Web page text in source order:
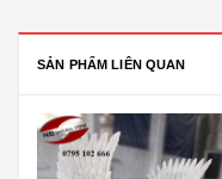
SẢN PHẨM LIÊN QUAN